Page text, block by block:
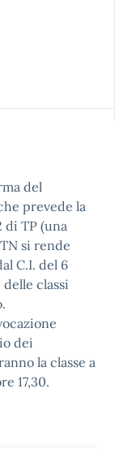
del
prevede la
di TP (una
si rende
C.I. del 6
classi
dei
la classe a
17,30.